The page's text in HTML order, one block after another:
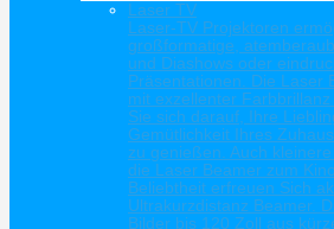
Laser TV
Laser-TV Projektoren
großformatige,
und Diashows oder
Präsentationen. Die Laser
mit exzellenter
Sie sich darauf, Ihre
Gemütlichkeit Ihres
zu genießen. Auch
die Laser Beamer zum
Beliebtheit erfreuen Sich
Ultrakurzdistanz Beamer.
Bilder bis 120 Zoll aus